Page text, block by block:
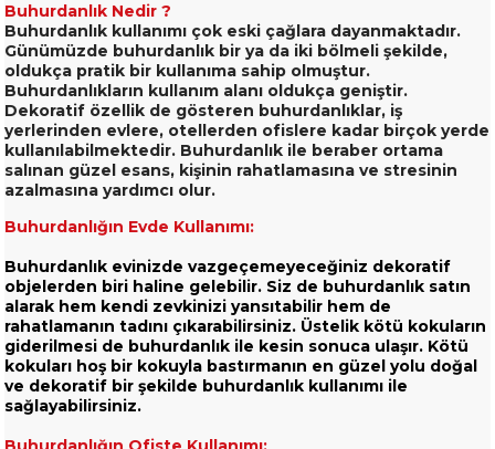
Buhurdanlık Nedir ?
Buhurdanlık kullanımı çok eski çağlara dayanmaktadır.
Günümüzde buhurdanlık bir ya da iki bölmeli şekilde,
oldukça pratik bir kullanıma sahip olmuştur.
Buhurdanlıkların kullanım alanı oldukça geniştir.
Dekoratif özellik de gösteren buhurdanlıklar, iş
yerlerinden evlere, otellerden ofislere kadar birçok yerde
kullanılabilmektedir. Buhurdanlık ile beraber ortama
salınan güzel esans, kişinin rahatlamasına ve stresinin
azalmasına yardımcı olur.
Buhurdanlığın Evde Kullanımı:
Buhurdanlık evinizde vazgeçemeyeceğiniz dekoratif
objelerden biri haline gelebilir. Siz de buhurdanlık satın
alarak hem kendi zevkinizi yansıtabilir hem de
rahatlamanın tadını çıkarabilirsiniz. Üstelik kötü kokuların
giderilmesi de buhurdanlık ile kesin sonuca ulaşır. Kötü
kokuları hoş bir kokuyla bastırmanın en güzel yolu doğal
ve dekoratif bir şekilde buhurdanlık kullanımı ile
sağlayabilirsiniz.